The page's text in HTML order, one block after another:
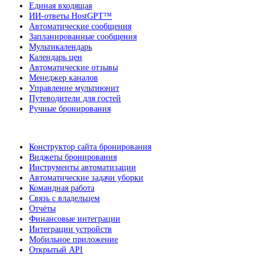
Единая входящая
ИИ-ответы HostGPT™
Автоматические сообщения
Запланированные сообщения
Мультикалендарь
Календарь цен
Автоматические отзывы
Менеджер каналов
Управление мультиюнит
Путеводители для гостей
Ручные бронирования
Конструктор сайта бронирования
Виджеты бронирования
Инструменты автоматизации
Автоматические задачи уборки
Командная работа
Связь с владельцем
Отчёты
Финансовые интеграции
Интеграции устройств
Мобильное приложение
Открытый API